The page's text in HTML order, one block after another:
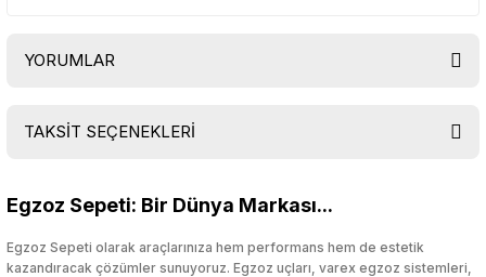
YORUMLAR
TAKSİT SEÇENEKLERİ
Egzoz Sepeti: Bir Dünya Markası...
Egzoz Sepeti olarak araçlarınıza hem performans hem de estetik
kazandıracak çözümler sunuyoruz. Egzoz uçları, varex egzoz sistemleri,